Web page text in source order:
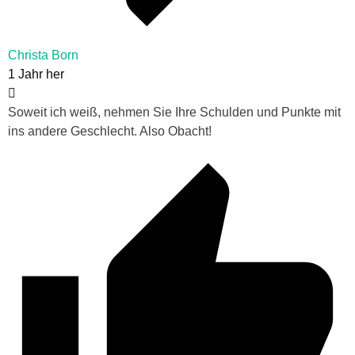
Christa Born
1 Jahr her
Soweit ich weiß, nehmen Sie Ihre Schulden und Punkte mit
ins andere Geschlecht. Also Obacht!